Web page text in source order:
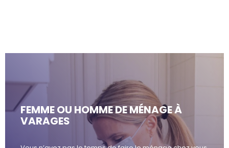
FEMME OU HOMME DE MÉNAGE À
VARAGES